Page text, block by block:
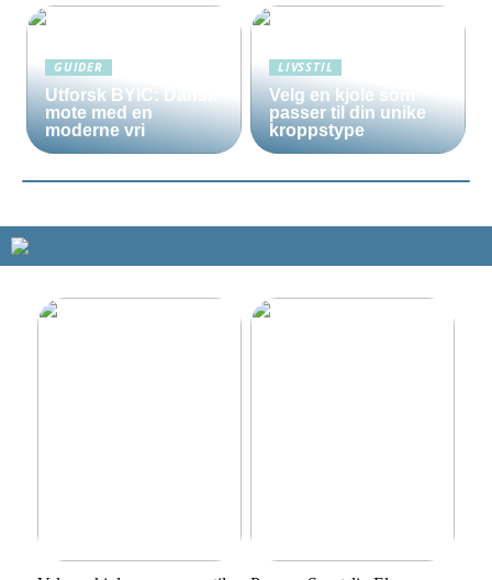
GUIDER
Utforsk BYIC: Dansk
mote med en
moderne vri
LIVSSTIL
Velg en kjole som
passer til din unike
kroppstype